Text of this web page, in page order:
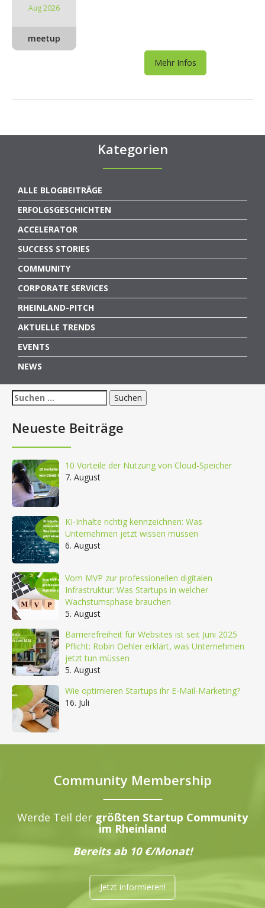
Aug 2026
meetup
Mehr Infos
Kategorien
ALLE BLOGBEITRÄGE
ERFOLGSGESCHICHTEN
ACCELERATOR
SUCCESS STORIES
COMMUNITY
CORPORATE SERVICES
RHEINLAND-PITCH
AKTUELLE TRENDS
EVENTS
NEWS
Suchen
nach:
Neueste Beiträge
10 Vorteile der Nutzung von Cloud-Speicher
7. August
KI-Inhalte richtig kennzeichnen: Was
Unternehmen jetzt wissen müssen
6. August
Vom MVP zur professionellen digitalen
Infrastruktur: Was Startups in welcher
Wachstumsphase brauchen
5. August
Barrierefreiheit für Websites ist seit Juni 2025
Pflicht: Robin Oehler erklärt, was Unternehmen
jetzt tun müssen
5. August
Wie optimieren Startups ihr E-Mail-Marketing?
16. Juli
Community Membership
Werde Teil der größten Startup Community
im Rheinland
Bereits ab 10 €/Monat!
Jetzt informieren!